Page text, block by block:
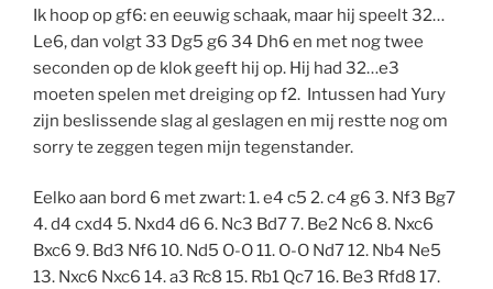
Ik hoop op gf6: en eeuwig schaak, maar hij speelt 32…
Le6, dan volgt 33 Dg5 g6 34 Dh6 en met nog twee
seconden op de klok geeft hij op. Hij had 32…e3
moeten spelen met dreiging op f2. Intussen had Yury
zijn beslissende slag al geslagen en mij restte nog om
sorry te zeggen tegen mijn tegenstander.
Eelko aan bord 6 met zwart: 1. e4 c5 2. c4 g6 3. Nf3 Bg7
4. d4 cxd4 5. Nxd4 d6 6. Nc3 Bd7 7. Be2 Nc6 8. Nxc6
Bxc6 9. Bd3 Nf6 10. Nd5 O-O 11. O-O Nd7 12. Nb4 Ne5
13. Nxc6 Nxc6 14. a3 Rc8 15. Rb1 Qc7 16. Be3 Rfd8 17.